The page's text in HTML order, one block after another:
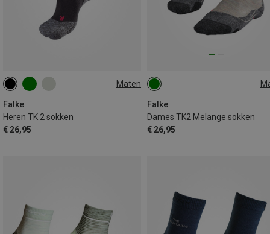
Maten
Falke
Heren TK 2 sokken
€ 26,95
39|40|41
46|47|48
49|50
Falke
Dames TK2 Melange sokken
€ 26,95
35|36
41|42